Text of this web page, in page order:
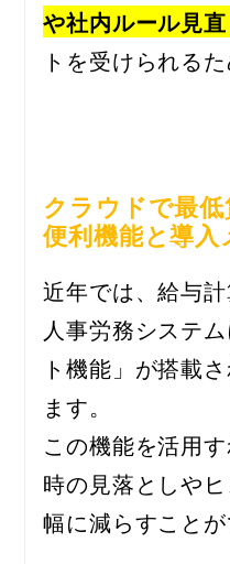
や社内ルール見直
トを受けられる
クラウドで最低
便利機能と導入
近年では、給与
人事労務システ
ト機能」が搭載
ます。
この機能を活用
時の見落としや
幅に減らすことが